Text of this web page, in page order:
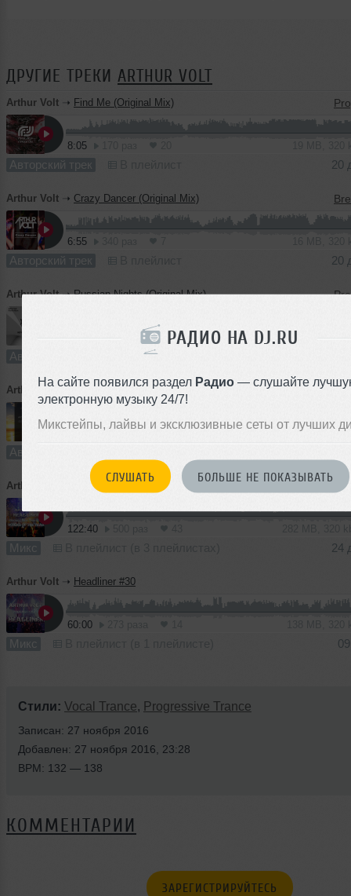
РАДИО НА DJ.RU
На сайте появился раздел Радио — слушайте
электронную музыку 24/7!
Микстейпы, лайвы и эксклюзивные сеты от лучших
СЛУШАТЬ БОЛЬШЕ НЕ ПОКАЗЫВАТЬ
ДРУГИЕ ТРЕКИ ARTHUR VOLT
Arthur Volt ➝ Find Me (Original Mix)
8:05
Авторский трек 20
Arthur Volt ➝ Crazy Dancer (Original Mix)
6:55
Авторский трек 20
Arthur Volt ➝Russian Nights (Original Mix)
14
Авторский трек В плейлист (в 1 плейлисте)
Arthur Volt ➝Goodbye (Original Mix)
8:40 132 раза 9 20 MB,
Авторский трек
Arthur Volt Headliner - New Year 2017 (Voices of the year)
122:40
Микс 24
Arthur Volt ➝ Headliner #30
60:00
Микс
Стили: Vocal Trance, Progressive Trance
Записан: 27 ноября 2016
Добавлен: 27 ноября 2016, 23:28
BPM: 132 — 138
КОММЕНТАРИИ
ЗАРЕГИСТРИРУЙТЕСЬ